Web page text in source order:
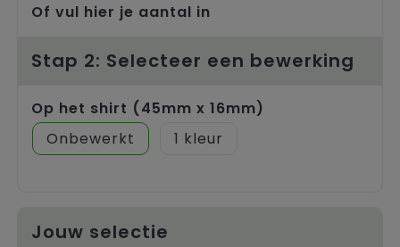
Of vul hier je aantal in
Stap 2: Selecteer een bewerking
Op het shirt (45mm x 16mm)
Onbewerkt
1
Jouw selectie